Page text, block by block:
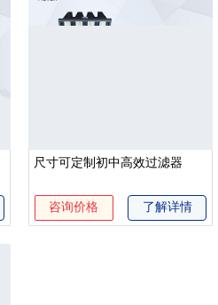
尺寸可定制初中高效过滤器
咨询价格 了解详情